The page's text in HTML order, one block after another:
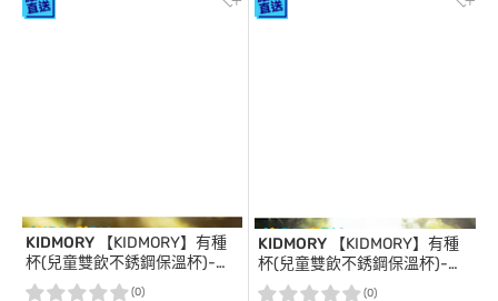
KIDMORY 【KIDMORY】有種
杯(兒童雙飲不銹鋼保溫杯)-石
虎(黃) KM-152
(0)
KIDMORY 【KIDMORY】有種
杯(兒童雙飲不銹鋼保溫杯)-台
灣黑熊(灰) KM-152
(0)